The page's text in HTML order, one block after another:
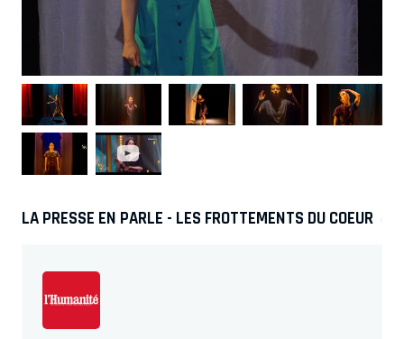
LA PRESSE EN PARLE - LES FROTTEMENTS DU COEUR